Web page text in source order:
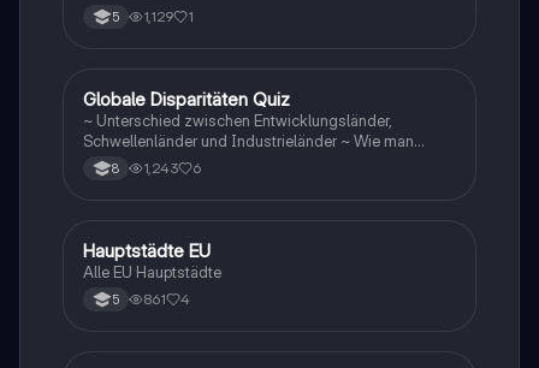
5 1,129 1
GGeographie/Erdkunde
Globale Disparitäten Quiz
~ Unterschied zwischen Entwicklungsländer,
Schwellenländer und Industrieländer ~ Wie man
gegen die Disparitäten kämpfen sollte
8 1,243 6
HGeographie/Erdkunde
Hauptstädte EU
Alle EU Hauptstädte
5 861 4